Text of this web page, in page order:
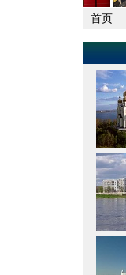
首页